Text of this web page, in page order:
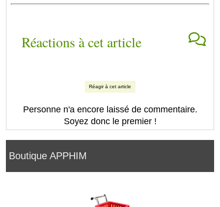
Boutique APPHIM
Réactions à cet article
Réagir à cet article
Personne n'a encore laissé de commentaire.
Soyez donc le premier !